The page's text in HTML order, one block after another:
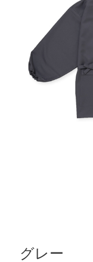
グレー